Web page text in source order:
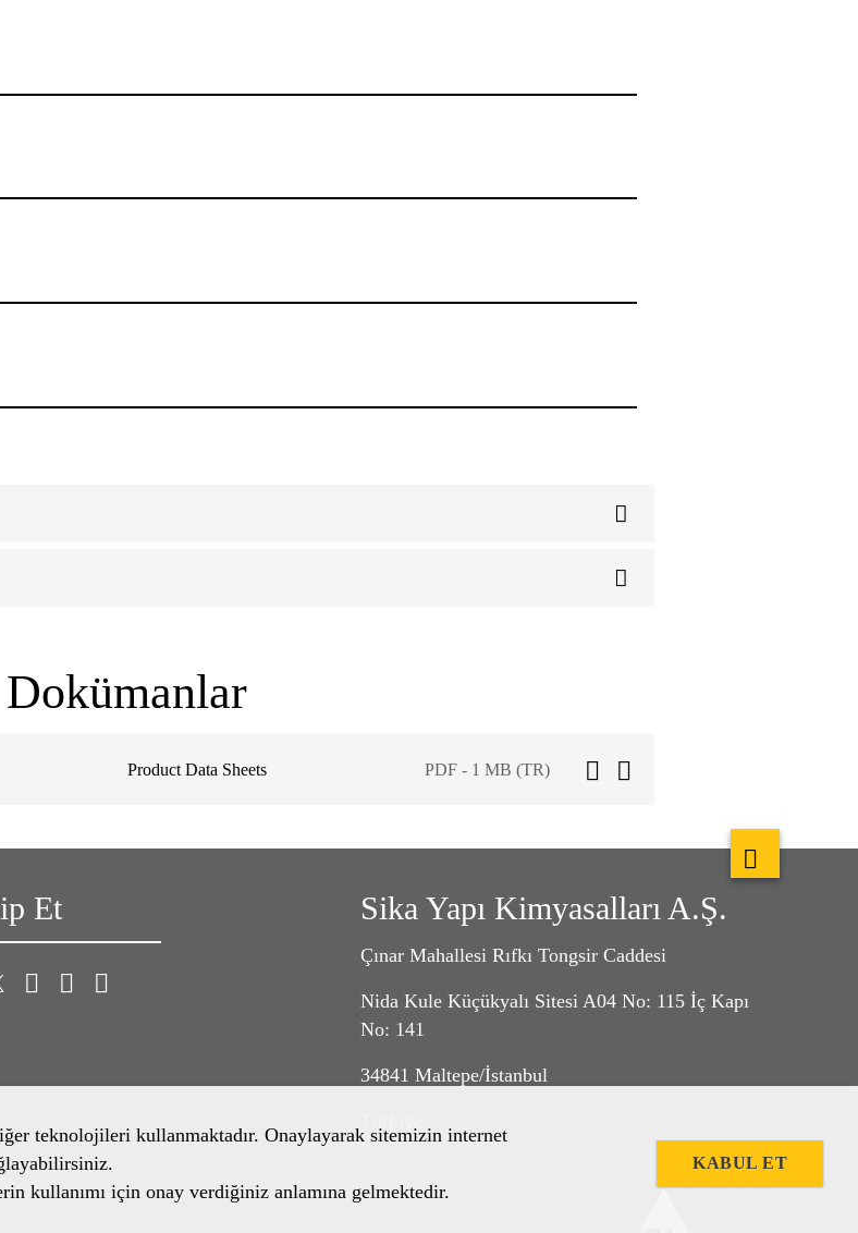
Dokümanlar
Product Data Sheets PDF - 1 MB (TR)
Et Sika Yapı Kimyasalları A.Ş.
Çınar Mahallesi Rıfkı Tongsir Caddesi
Nida Kule Küçükyalı Sitesi A04 No: 115 İç Kapı
No: 141
34841 Maltepe/İstanbul
teknolojileri kullanmaktadır. Onaylayarak sitemizin internet
kullanımı için onay verdiğiniz anlamına gelmektedir.
KABUL ET